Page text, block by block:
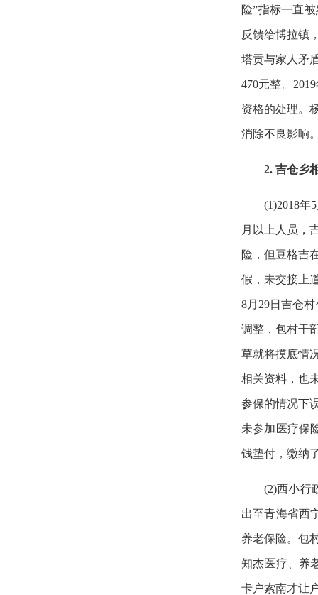
险”指标一直
反馈给博拉镇
塔贡与家人矛
470元整。
资格的处理。
消除不良影响
2. 吉仓乡
(1)2018年
月以上人员，
险，但豆格吉
假，未交接上
8月29日吉仓
调整，包村干
草就将摸底情
相关资料，也
参保的情况下
未参加医疗保
钱垫付，缴纳
(2)西小行
出至青海省西
养老保险。包
知杰医疗、养
卡户索南才让